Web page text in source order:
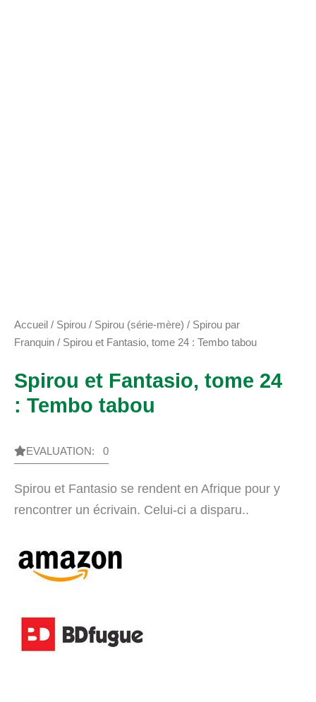
Accueil / Spirou / Spirou (série-mère) / Spirou par
Franquin / Spirou et Fantasio, tome 24 : Tembo tabou
Spirou et Fantasio, tome 24
: Tembo tabou
EVALUATION: 0
Spirou et Fantasio se rendent en Afrique pour y
rencontrer un écrivain. Celui-ci a disparu..